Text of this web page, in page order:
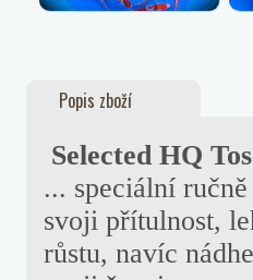
Popis zboží
Selected HQ
... speciální
svoji přítulnost,
růstu, navíc